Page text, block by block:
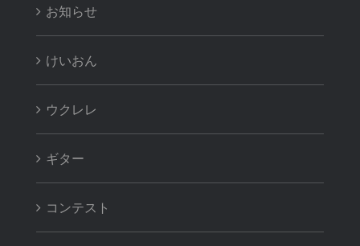
お知らせ
けいおん
ウクレレ
ギター
コンテスト